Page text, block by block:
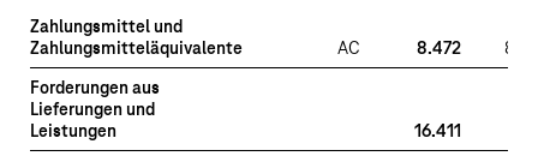
Zahlungsmittel und
Zahlungsmitteläquivalente
AC 8.472
Forderungen aus
Lieferungen und
Leistungen
16.411